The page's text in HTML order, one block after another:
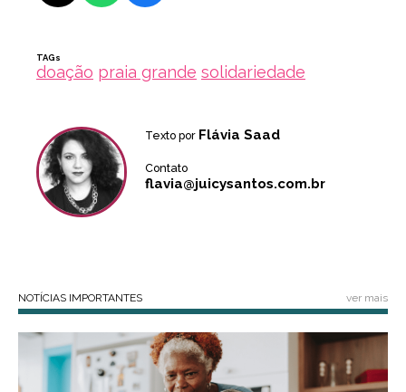
TAGs
doação praia grande solidariedade
Texto por Flávia Saad
Contato
flavia@juicysantos.com.br
NOTÍCIAS IMPORTANTES ver mais